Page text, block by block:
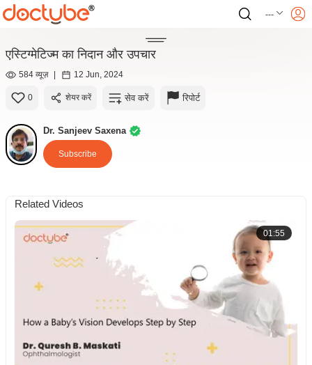
---
एस्टिग्मेटिज्म का निदान और उपचार
584 व्यूज़ | 12 Jun, 2024
0 शेयर करें सेव करें रिपोर्ट
Dr. Sanjeev Saxena
Subscribe
Related Videos
01:55